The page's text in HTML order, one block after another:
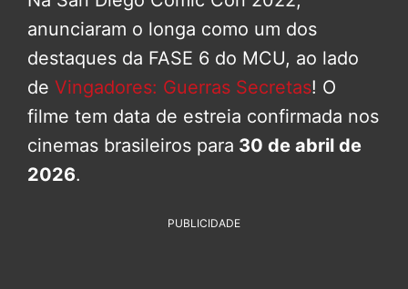
anunciaram o longa como um dos
destaques da FASE 6 do MCU, ao lado
de Vingadores: Guerras Secretas! O
filme tem data de estreia confirmada nos
cinemas brasileiros para 30 de abril de
2026.
PUBLICIDADE